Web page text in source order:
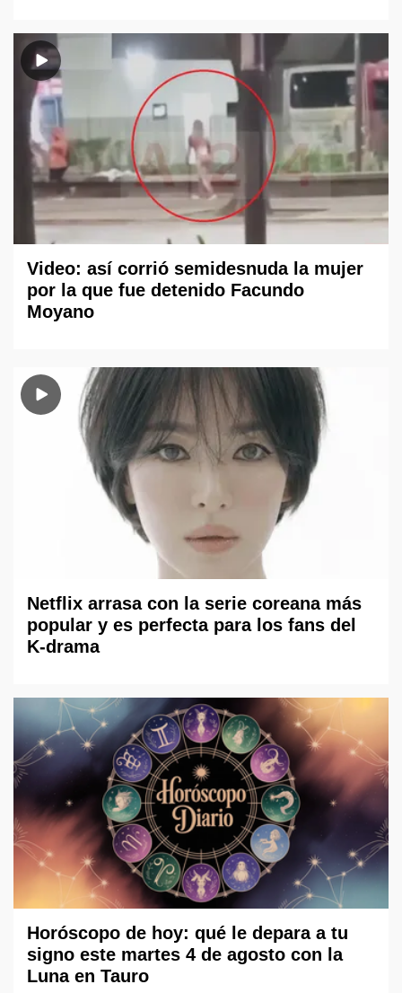
Video: así corrió semidesnuda la mujer
por la que fue detenido Facundo
Moyano
Netflix arrasa con la serie coreana más
popular y es perfecta para los fans del
K-drama
Horóscopo de hoy: qué le depara a tu
signo este martes 4 de agosto con la
Luna en Tauro